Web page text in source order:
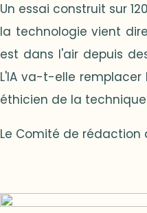
Un essai construit sur
la technologie vient
est dans l'air depuis
L'IA va-t-elle remplacer
éthicien de la
Le Comité de rédaction